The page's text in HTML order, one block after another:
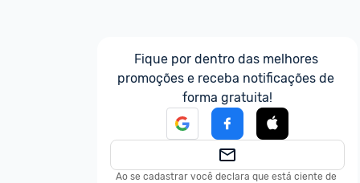
Fique por dentro das melhores
promoções e receba notificações de
forma gratuita!
Ao se cadastrar você declara que está ciente de